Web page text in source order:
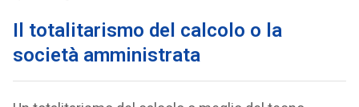
Il totalitarismo del calcolo o la
società amministrata